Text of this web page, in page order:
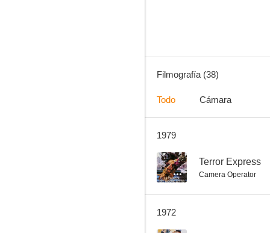
Filmografía (38)
Todo Cámara
1979
-- Terror Express
Camera Operator
1972